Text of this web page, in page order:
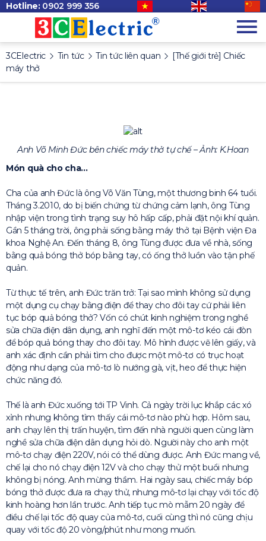
Hotline: 0902 999 356
3CElectric Tin tức Tin tức liên quan
[Thế giới trẻ] Chiếc
máy thở
Anh Võ Minh Đức bên chiếc máy thở tự chế – Ảnh: K.Hoan
Món quà cho cha…
Cha của anh Đức là ông Võ Văn Tùng, một thương binh 64 tuổi.
Tháng 3.2010, do bị biến chứng từ chứng cảm lạnh, ông Tùng
nhập viện trong tình trạng suy hô hấp cấp, phải đặt nội khí quản.
Gần 5 tháng trời, ông phải sống bằng máy thở tại Bệnh viện Đa
khoa Nghệ An. Đến tháng 8, ông Tùng được đưa về nhà, sống
bằng quả bóng thở bóp bằng tay, có ống thở luồn vào tận phế
quản.
Từ thực tế trên, anh Đức trăn trở: Tại sao mình không sử dụng
một dụng cụ chạy bằng điện để thay cho đôi tay cứ phải liên
tục bóp quả bóng thở? Vốn có chút kinh nghiệm trong nghề
sửa chữa điện dân dụng, anh nghĩ đến một mô-tơ kéo cái đòn
để bóp quả bóng thay cho đôi tay. Mô hình được vẽ lên giấy, và
anh xác định cần phải tìm cho được một mô-tơ có trục hoạt
động như dạng của mô-tơ lò nướng gà, vịt, heo để thực hiện
chức năng đó.
Thế là anh Đức xuống tới TP Vinh. Cả ngày trời lục khắp các xó
xỉnh nhưng không tìm thấy cái mô-tơ nào phù hợp. Hôm sau,
anh chạy lên thị trấn huyện, tìm đến nhà người quen cùng làm
nghề sửa chữa điện dân dụng hỏi dò. Người này cho anh một
mô-tơ chạy điện 220V, nói có thể dùng được. Anh Đức mang về,
chế lại cho nó chạy điện 12V và cho chạy thử một buổi nhưng
không bị nóng. Anh mừng thầm. Hai ngày sau, chiếc máy bóp
bóng thở được đưa ra chạy thử, nhưng mô-tơ lại chạy với tốc độ
kinh hoàng hơn lần trước. Anh tiếp tục mò mẫm 20 ngày để
điều chế lại tốc độ quay của mô-tơ, cuối cùng thì nó cũng chịu
quay với tốc độ 20 vòng/phút như mong muốn.